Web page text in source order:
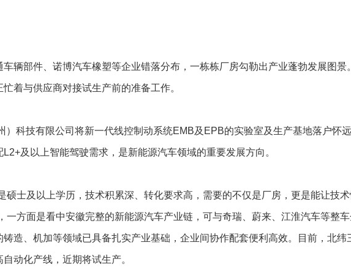
部件、诺博汽车橡塑等企业错落分布，一栋栋厂房勾勒出产业蓬勃发展图景
着与供应商对接试生产前的准备工作。
技有限公司将新一代线控制动系统EMB及EPB的实验室及生产基地落户怀
及以上智能驾驶需求，是新能源汽车领域的重要发展方向。
士及以上学历，技术积累深、转化要求高，需要的不仅是厂房，更是能让技
一方面是看中安徽完整的新能源汽车产业链，可与奇瑞、蔚来、江淮汽车等整
造、机加等领域已具备扎实产业基础，企业间协作配套便利高效。目前，北纬
动化产线，近期将试生产。